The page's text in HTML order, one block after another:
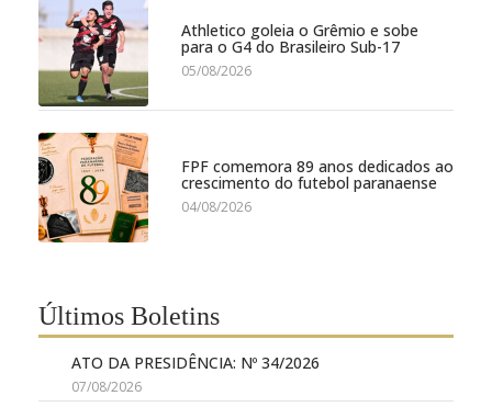
Athletico goleia o Grêmio e sobe
para o G4 do Brasileiro Sub-17
05/08/2026
FPF comemora 89 anos dedicados ao
crescimento do futebol paranaense
04/08/2026
Últimos Boletins
ATO DA PRESIDÊNCIA: Nº 34/2026
07/08/2026